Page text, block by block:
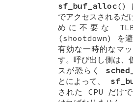
sf_buf_alloc()
でアクセスされるだ
めに不要な
(shootdown) を避
有効な一時的なマ
す。呼び出し側は、
スが恐らく
とによって、
された CPU だけ